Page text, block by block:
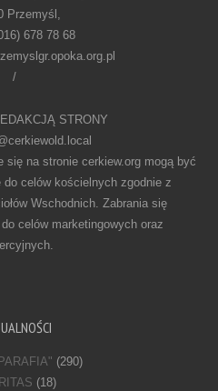
Przemyśl,
678 78 68
/
STRONY
się na stronie cerkiew.org mogą być
do celów kościelnych zgodnie z
Wschodnich. Zabrania się
celów marketingowych oraz
(290)
(18)